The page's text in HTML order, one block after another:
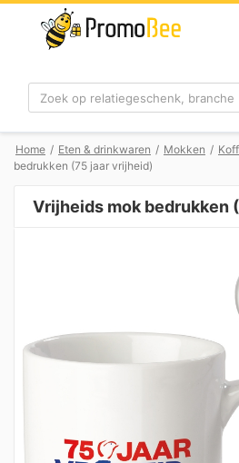
Zoek
Home / Eten & drinkwaren / Mokken /
bedrukken (75 jaar vrijheid)
Vrijheids mok bedrukken